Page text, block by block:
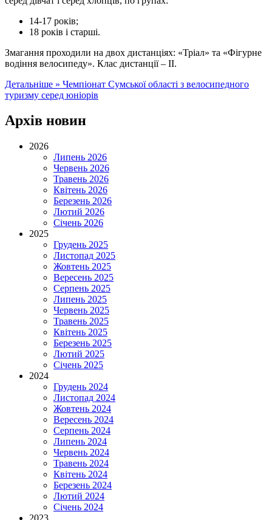
14-17 років;
18 років і старші.
Змагання проходили на двох дистанціях: «Тріал» та «Фігурне
водіння велосипеду». Клас дистанції – ІІ.
Детальніше » Чемпіонат Сумської області з велосипедного
туризму серед юніорів
Архів новин
2026
Липень 2026
Червень 2026
Травень 2026
Квітень 2026
Березень 2026
Лютий 2026
Січень 2026
2025
Грудень 2025
Листопад 2025
Жовтень 2025
Вересень 2025
Серпень 2025
Липень 2025
Червень 2025
Травень 2025
Квітень 2025
Березень 2025
Лютий 2025
Січень 2025
2024
Грудень 2024
Листопад 2024
Жовтень 2024
Вересень 2024
Серпень 2024
Липень 2024
Червень 2024
Травень 2024
Квітень 2024
Березень 2024
Лютий 2024
Січень 2024